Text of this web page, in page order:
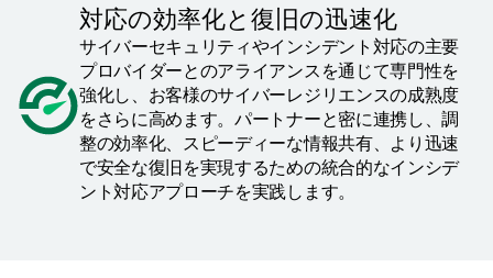
対応の効率化と復旧の迅速化
サイバーセキュリティやインシデント対応の主要
プロバイダーとのアライアンスを通じて専門性を
強化し、お客様のサイバーレジリエンスの成熟度
をさらに高めます。パートナーと密に連携し、調
整の効率化、スピーディーな情報共有、より迅速
で安全な復旧を実現するための統合的なインシデ
ント対応アプローチを実践します。